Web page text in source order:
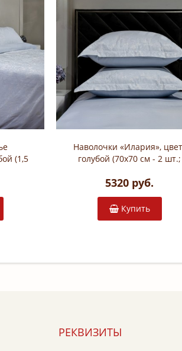
(1,5
Наволочки «Илария»,
голубой (70х70 см - 2 шт.;
хлопок; арт. 130HB)
5320 руб.
Купить
РЕКВИЗИТЫ